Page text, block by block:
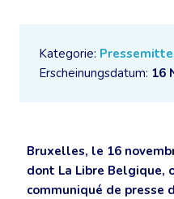
Kategorie:
Erscheinungsdatum: 16
Bruxelles, le 16
dont La Libre Belgique,
communiqué de presse